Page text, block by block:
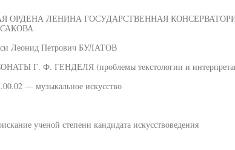
ОРДЕНА ЛЕНИНА ГОСУДАРСТВЕННАЯ
Леонид Петрович БУЛАТОВ
Г. Ф. ГЕНДЕЛЯ (проблемы текстологии и
— музыкальное искусство
ученой степени кандидата искусствоведения